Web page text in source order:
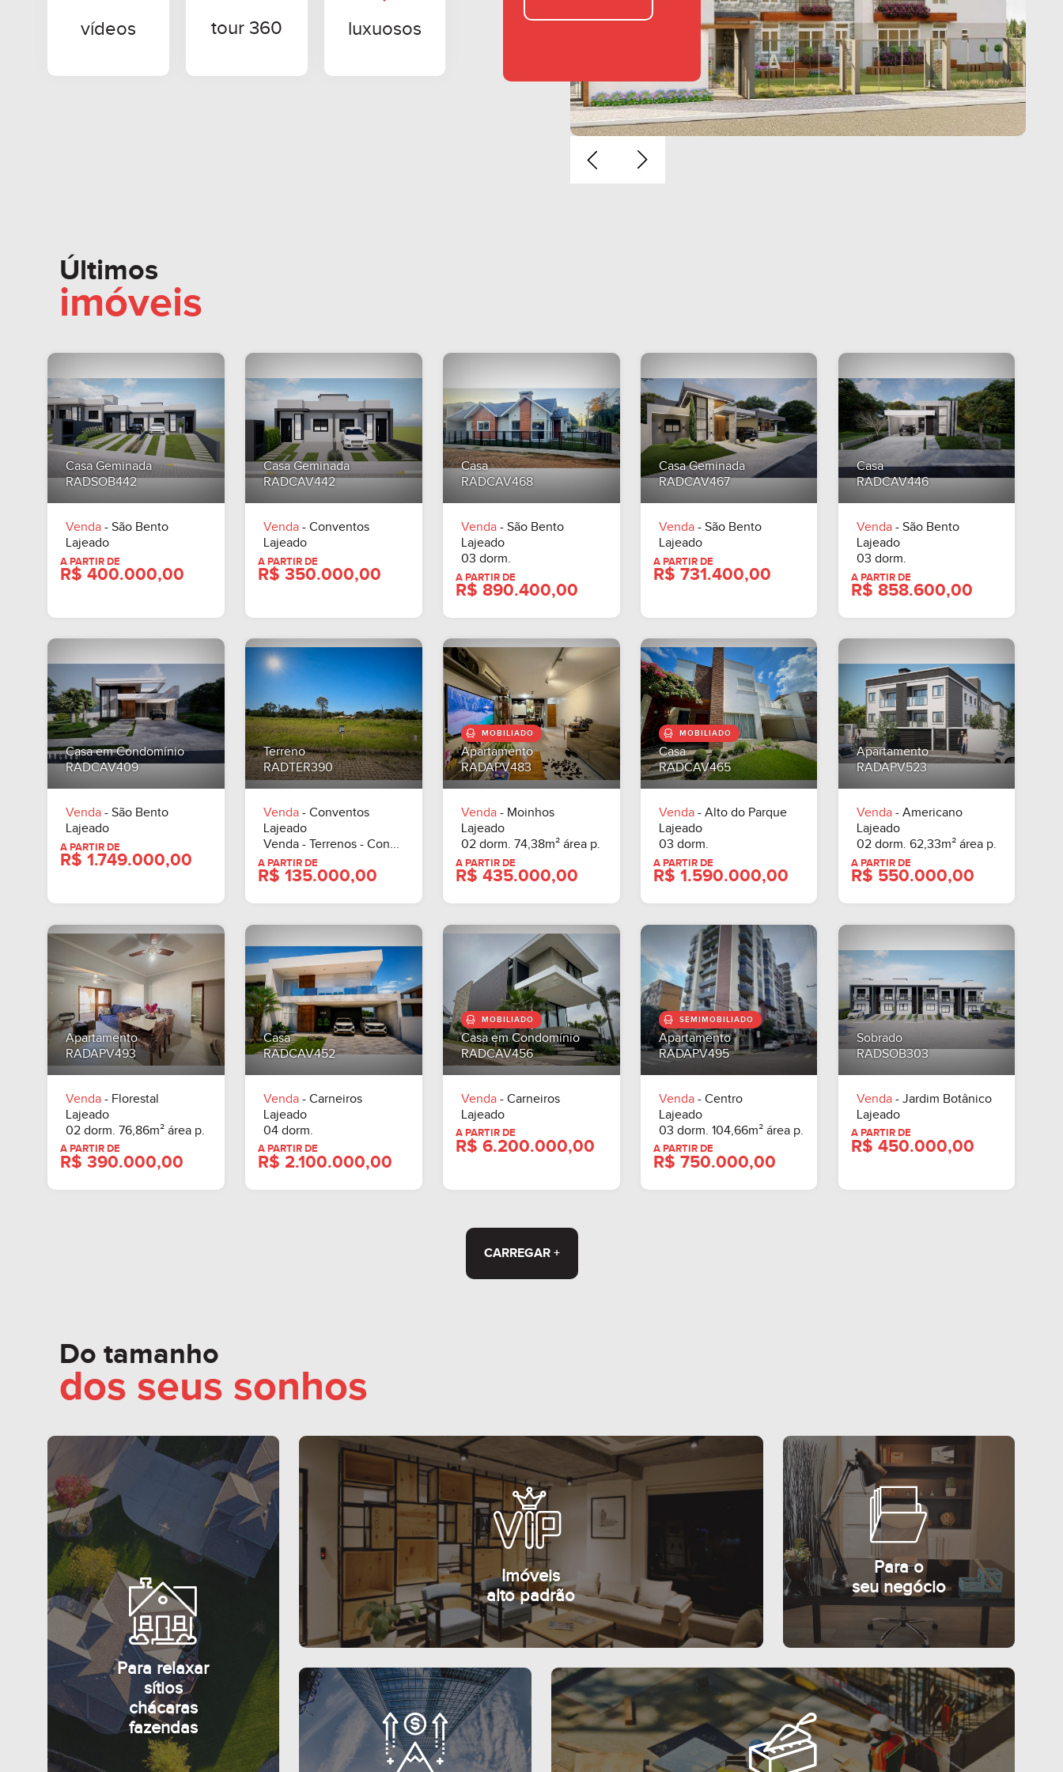
vídeos tour 360 luxuosos
Últimos
imóveis
Casa Geminada
RADSOB442
Venda - São Bento
Lajeado
A PARTIR DE
R$ 400.000,00
Casa Geminada
RADCAV442
Venda - Conventos
Lajeado
A PARTIR DE
R$ 350.000,00
Casa
RADCAV468
Venda- São Bento
Lajeado
03 dorm.
A PARTIR DE
R$ 890.400,00
Casa Geminada
RADCAV467
Venda- São Bento
Lajeado
A PARTIR DE
R$ 731.400,00
Casa
RADCAV446
Venda- São Bento
Lajeado
03 dorm.
A PARTIR DE
R$
Casa em Condomínio
RADCAV409
Venda - São Bento
Lajeado
A PARTIR DE
R$ 1.749.000,00
Terreno
RADTER390
Venda - Conventos
Lajeado
Venda - Terrenos - Con...
A PARTIR DE
R$ 135.000,00
MOBILIADO
Apartamento
RADAPV483
Venda- Moinhos
Lajeado
02 dorm. 74,38m² área p.
A PARTIR DE
R$ 435.000,00
MOBILIADO
Casa
RADCAV465
Venda- Alto do Parque
Lajeado
03 dorm.
A PARTIR DE
R$ 1.590.000,00
Apartamento
RADAPV523
Venda- Americano
Lajeado
02 dorm. 62,33m² área p.
A PARTIR DE
R$
Apartamento
RADAPV493
Venda - Florestal
Lajeado
02 dorm. 76,86m² área p.
A PARTIR DE
Casa
RADCAV452
Venda - Carneiros
Lajeado
04 dorm.
A PARTIR DE
MOBILIADO
Casa em Condomínio
RADCAV456
Venda- Carneiros
Lajeado
SEMIMOBILIADO
Apartamento
RADAPV495
Venda- Centro
Lajeado
03 dorm. 104,66m² área p.
Sobrado
RADSOB303
Venda- Jardim Botânico
Lajeado
CARREGAR +
Do tamanho
dos seus sonhos